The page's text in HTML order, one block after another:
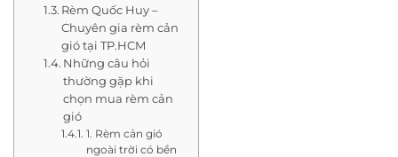
Rèm Quốc Huy –
Chuyên gia rèm cản
gió tại TP.HCM
Những câu hỏi
thường gặp khi
chọn mua rèm cản
gió
1. Rèm cản gió
ngoài trời có bền